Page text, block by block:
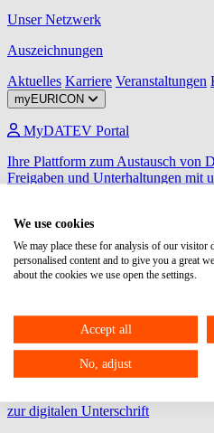
Unser Netzwerk
Auszeichnungen
Aktuelles Karriere Veranstaltungen
myEURICON
MyDATEV Portal
Ihre Plattform zum Austausch von
Freigaben und Unterhaltungen mit
Ihr Programm für den Beleg-,
zwischen Unternehmen und
Über DATEV Meine Steuern
zwischen dem Privatmandant und
ausgetauscht werden.
FPSign
zur digitalen Unterschrift
We use cookies
We may place these for analysis of our visitor
personalised content and to give you a great
about the cookies we use open the settings.
Accept all
No, adjust